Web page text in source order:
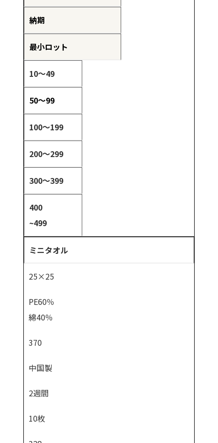
納期
最小ロット
10～49
50～99
100～199
200～299
300～399
400
~499
ミニタオル
25×25
PE60％
綿40％
370
中国製
2週間
10枚